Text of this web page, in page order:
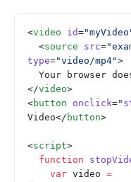
<video id=
  <
source src=
type="video/mp4">
Your browser
</video>
<button onclick="
Video</ button>
<script>
  function
    var
video =